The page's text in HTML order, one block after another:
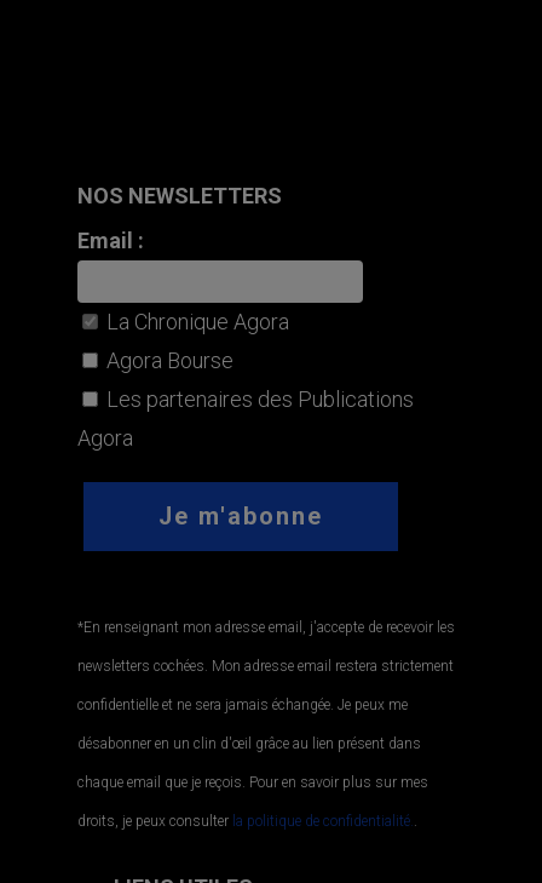
NOS NEWSLETTERS
Email :
La Chronique Agora
Agora Bourse
Les partenaires des Publications
Agora
*En renseignant mon adresse email, j'accepte de recevoir les
newsletters cochées. Mon adresse email restera strictement
confidentielle et ne sera jamais échangée. Je peux me
désabonner en un clin d'œil grâce au lien présent dans
chaque email que je reçois. Pour en savoir plus sur mes
droits, je peux consulter la politique de confidentialité..